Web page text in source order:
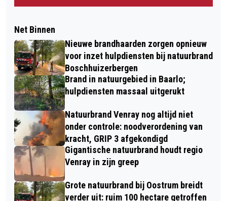
Net Binnen
Nieuwe brandhaarden zorgen opnieuw
voor inzet hulpdiensten bij natuurbrand
Boschhuizerbergen
Brand in natuurgebied in Baarlo;
hulpdiensten massaal uitgerukt
Natuurbrand Venray nog altijd niet
onder controle: noodverordening van
kracht, GRIP 3 afgekondigd
Gigantische natuurbrand houdt regio
Venray in zijn greep
Grote natuurbrand bij Oostrum breidt
verder uit: ruim 100 hectare getroffen